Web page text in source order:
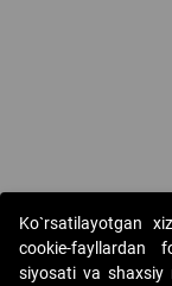
Ko`rsatilayotgan
cookie-fayllardan
siyosati va shaxsiy